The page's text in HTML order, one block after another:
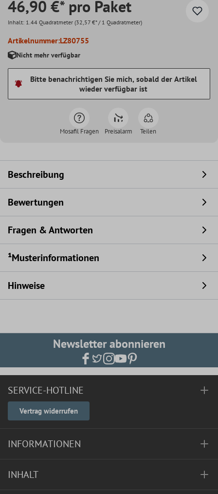
46,90 €* pro Paket
Inhalt: 1.44 Quadratmeter (32,57 €* / 1 Quadratmeter)
Artikelnummer:LZ80755
Nicht mehr verfügbar
Bitte benachrichtigen Sie mich, sobald der Artikel
wieder verfügbar ist
Mosafil Fragen Preisalarm Teilen
Beschreibung
Bewertungen
Fragen & Antworten
¹Musterinformationen
Hinweise
Newsletter abonnieren
SERVICE-HOTLINE
Vertrag widerrufen
INFORMATIONEN
INHALT